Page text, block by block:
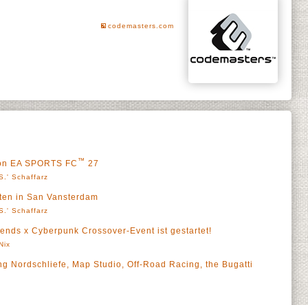
codemasters.com
EA SPORTS FC ™ 27
Schaffarz
in San Vansterdam
Schaffarz
x Cyberpunk Crossover-Event ist gestartet!
Nordschliefe, Map Studio, Off-Road Racing, the Bugatti